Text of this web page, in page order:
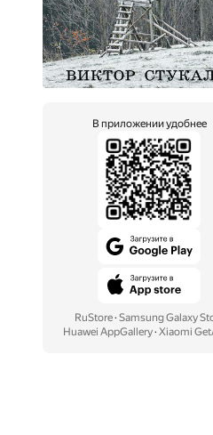
В приложении удобнее
RuStore· Samsung Galaxy
Huawei AppGallery· Xiaomi